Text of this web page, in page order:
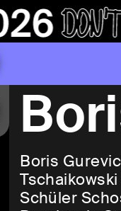
Boris
Schüler